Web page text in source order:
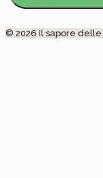
© 2026 Il sapore